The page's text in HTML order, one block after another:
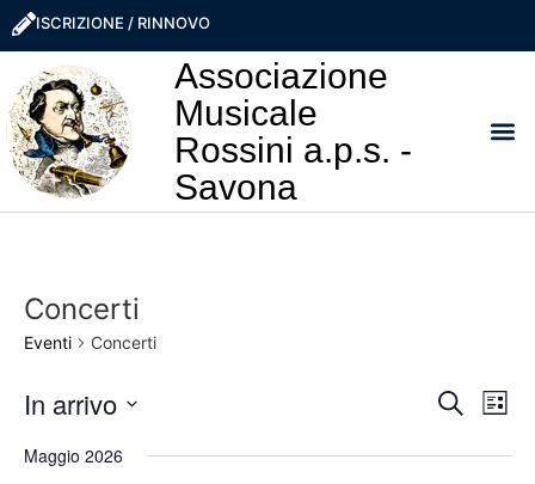
ISCRIZIONE / RINNOVO
Associazione
Musicale
Rossini a.p.s. -
Savona
Concerti
Eventi Concerti
CercaLista
In arrivo
la
data.
Maggio 2026